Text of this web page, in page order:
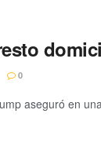
0
aseguró en